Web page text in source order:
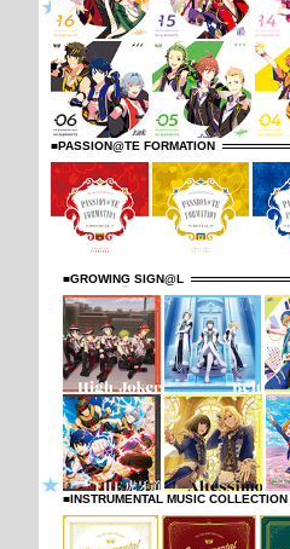
■PASSION@TE FORMATION
■GROWING SIGN@L
■INSTRUMENTAL MUSIC COLLECTION